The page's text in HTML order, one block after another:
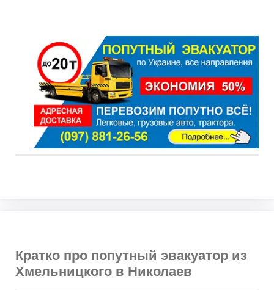
Кратко про попутный эвакуатор из
Хмельницкого в Николаев